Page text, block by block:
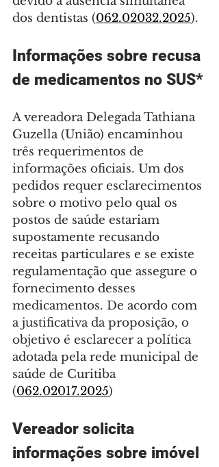
dos dentistas (062.02032.2025).
Informações sobre recusa
de medicamentos no SUS*
A vereadora Delegada Tathiana
Guzella (União) encaminhou
três requerimentos de
informações oficiais. Um dos
pedidos requer esclarecimentos
sobre o motivo pelo qual os
postos de saúde estariam
supostamente recusando
receitas particulares e se existe
regulamentação que assegure o
fornecimento desses
medicamentos. De acordo com
a justificativa da proposição, o
objetivo é esclarecer a política
adotada pela rede municipal de
saúde de Curitiba
(062.02017.2025)
Vereador solicita
informações sobre imóvel